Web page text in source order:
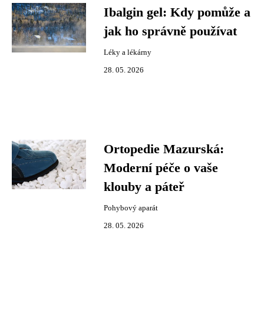
Ibalgin gel: Kdy pomůže a
jak ho správně používat
Léky a lékárny
28. 05. 2026
Ortopedie Mazurská:
Moderní péče o vaše
klouby a páteř
Pohybový aparát
28. 05. 2026